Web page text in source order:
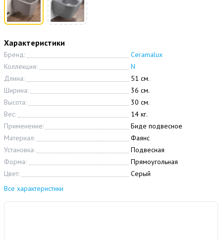
Характеристики
Бренд:
Ceramalux
Коллекция:
N
Длина:
51 см.
Ширина:
36 см.
Высота:
30 см.
Вес:
14 кг.
Применение:
Биде подвесное
Материал:
Фаянс
Установка:
Подвесная
Форма:
Прямоугольная
Цвет:
Серый
Все характеристики